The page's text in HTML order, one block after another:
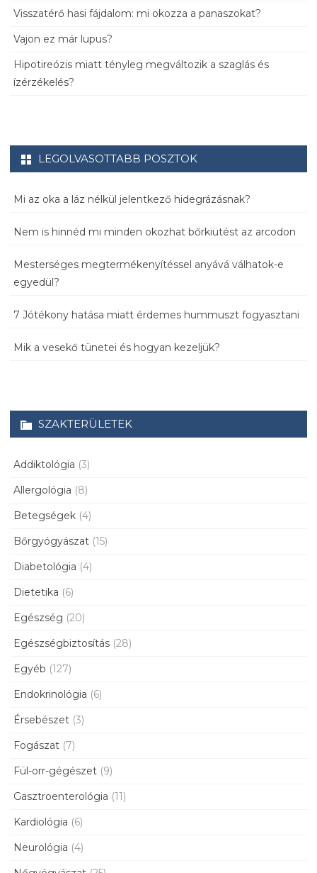
Visszatérő hasi fájdalom: mi okozza a panaszokat?
Vajon ez már lupus?
Hipotireózis miatt tényleg megváltozik a szaglás és
ízérzékelés?
LEGOLVASOTTABB POSZTOK
Mi az oka a láz nélkül jelentkező hidegrázásnak?
Nem is hinnéd mi minden okozhat bőrkiütést az arcodon
Mesterséges megtermékenyítéssel anyává válhatok-e
egyedül?
7 Jótékony hatása miatt érdemes hummuszt fogyasztani
Mik a vesekő tünetei és hogyan kezeljük?
SZAKTERÜLETEK
Addiktológia (3)
Allergológia (8)
Betegségek (4)
Bőrgyógyászat (15)
Diabetológia (4)
Dietetika (6)
Egészség (20)
Egészségbiztosítás (28)
Egyéb (127)
Endokrinológia (6)
Érsebészet (3)
Fogászat (7)
Fül-orr-gégészet (9)
Gasztroenterológia (11)
Kardiológia (6)
Neurológia (4)